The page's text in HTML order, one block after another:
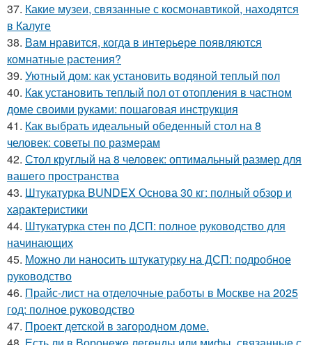
37. Какие музеи, связанные с космонавтикой, находятся
в Калуге
38. Вам нравится, когда в интерьере появляются
комнатные растения?
39. Уютный дом: как установить водяной теплый пол
40. Как установить теплый пол от отопления в частном
доме своими руками: пошаговая инструкция
41. Как выбрать идеальный обеденный стол на 8
человек: советы по размерам
42. Стол круглый на 8 человек: оптимальный размер для
вашего пространства
43. Штукатурка BUNDEX Основа 30 кг: полный обзор и
характеристики
44. Штукатурка стен по ДСП: полное руководство для
начинающих
45. Можно ли наносить штукатурку на ДСП: подробное
руководство
46. Прайс-лист на отделочные работы в Москве на 2025
год: полное руководство
47. Проект детской в загородном доме.